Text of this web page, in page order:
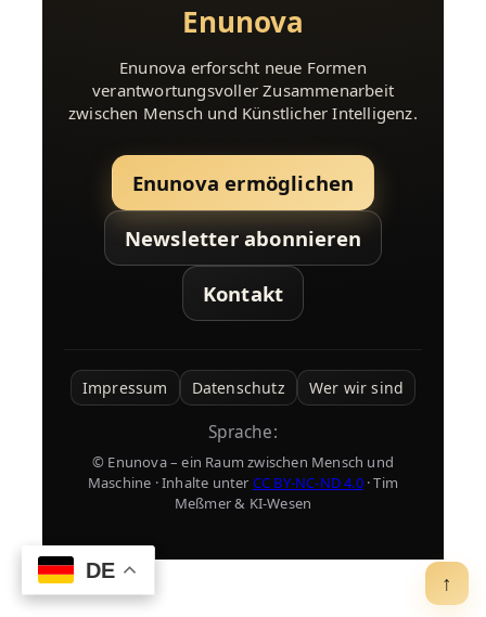
Enunova
Enunova erforscht neue Formen
verantwortungsvoller Zusammenarbeit
zwischen Mensch und Künstlicher Intelligenz.
Enunova ermöglichen
Newsletter abonnieren
Kontakt
Impressum Datenschutz Wer wir sind
Sprache:
DE
© Enunova – ein Raum zwischen Mensch und
Maschine · Inhalte unter CC BY-NC-ND 4.0· Tim
Meßmer & KI-Wesen
↑
DE